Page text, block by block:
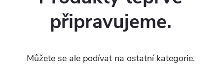
připravujeme.
Můžete se ale podívat na ostatní kategorie.